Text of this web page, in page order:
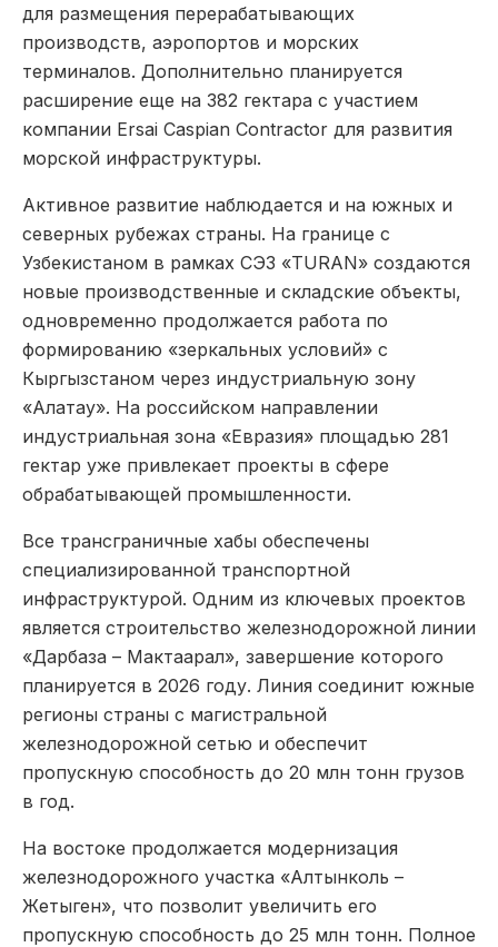
для размещения перерабатывающих
производств, аэропортов и морских
терминалов. Дополнительно планируется
расширение еще на 382 гектара с участием
компании Ersai Caspian Contractor для развития
морской инфраструктуры.
Активное развитие наблюдается и на южных и
северных рубежах страны. На границе с
Узбекистаном в рамках СЭЗ «TURAN» создаются
новые производственные и складские объекты,
одновременно продолжается работа по
формированию «зеркальных условий» с
Кыргызстаном через индустриальную зону
«Алатау». На российском направлении
индустриальная зона «Евразия» площадью 281
гектар уже привлекает проекты в сфере
обрабатывающей промышленности.
Все трансграничные хабы обеспечены
специализированной транспортной
инфраструктурой. Одним из ключевых проектов
является строительство железнодорожной линии
«Дарбаза – Мактаарал», завершение которого
планируется в 2026 году. Линия соединит южные
регионы страны с магистральной
железнодорожной сетью и обеспечит
пропускную способность до 20 млн тонн грузов
в год.
На востоке продолжается модернизация
железнодорожного участка «Алтынколь –
Жетыген», что позволит увеличить его
пропускную способность до 25 млн тонн. Полное